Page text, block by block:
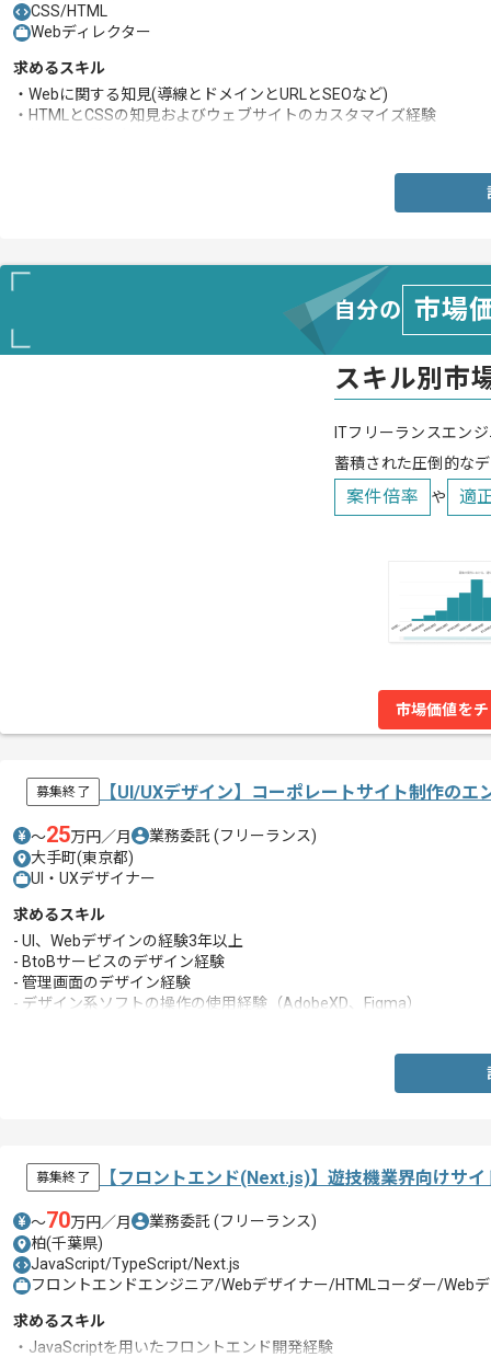
CSS/HTML
Webディレクター
求めるスキル
・Webに関する知見(導線とドメインとURLとSEOなど)
・HTMLとCSSの知見およびウェブサイトのカスタマイズ経験
自分の 市場
スキル別市
ITフリーランスエン
蓄積された圧倒的な
案件倍率 や 適
市場価値を
募集終了 【UI/UXデザイン】コーポレートサイト制作のエ
〜25万円／月 業務委託 (フリーランス)
大手町(東京都)
UI・UXデザイナー
求めるスキル
- UI、Webデザインの経験3年以上
- BtoBサービスのデザイン経験
- 管理画面のデザイン経験
- デザイン系ソフトの操作の使用経験（AdobeXD、Figma）
募集終了 【フロントエンド(Next.js)】遊技機業界向けサ
〜70万円／月 業務委託 (フリーランス)
柏(千葉県)
JavaScript/TypeScript/Next.js
フロントエンドエンジニア/Webデザイナー/HTMLコーダー/Web
求めるスキル
・JavaScriptを用いたフロントエンド開発経験